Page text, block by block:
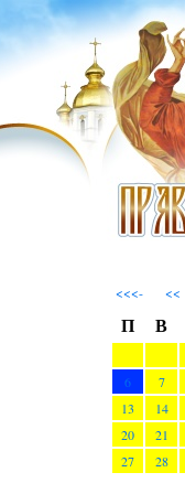
<<<- <<
П В
6
7
13
14
20
21
27
28